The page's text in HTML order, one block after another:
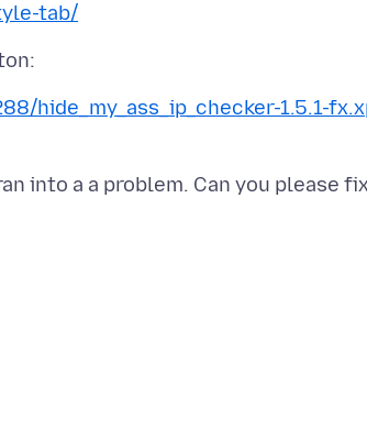
tab/
hide_my_ass_ip_checker-1.5.1-
into a a problem. Can you please